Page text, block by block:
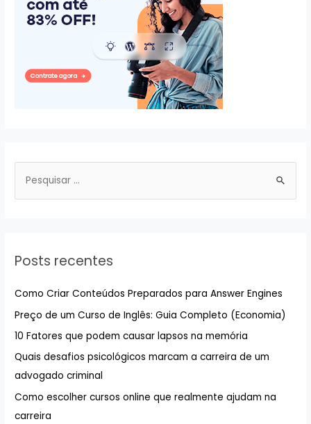
i
r
p
o
r
:
Posts recentes
Como Criar Conteúdos Preparados para Answer Engines
Preço de um Curso de Inglês: Guia Completo (Economia)
10 Fatores que podem causar lapsos na memória
Quais desafios psicológicos marcam a carreira de um
advogado criminal
Como escolher cursos online que realmente ajudam na
carreira